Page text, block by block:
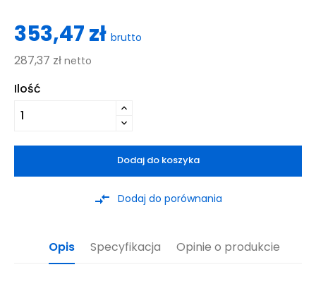
353,47 zł brutto
287,37 zł netto
Ilość
Dodaj do koszyka
compare_arrows Dodaj do porównania
Opis Specyfikacja Opinie o produkcie